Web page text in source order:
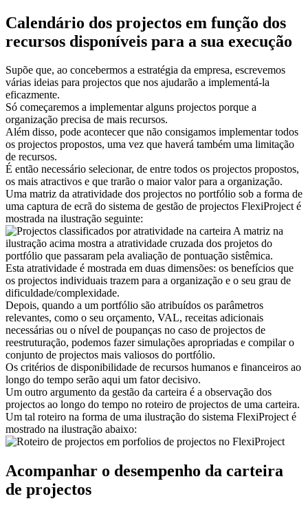
Calendário dos projectos em função dos
recursos disponíveis para a sua execução
Supõe que, ao concebermos a estratégia da empresa, escrevemos
várias ideias para projectos que nos ajudarão a implementá-la
eficazmente.
Só começaremos a implementar alguns projectos porque a
organização precisa de mais recursos.
Além disso, pode acontecer que não consigamos implementar todos
os projectos propostos, uma vez que haverá também uma limitação
de recursos.
É então necessário selecionar, de entre todos os projectos propostos,
os mais atractivos e que trarão o maior valor para a organização.
Uma matriz da atratividade dos projectos no portfólio sob a forma de
uma captura de ecrã do sistema de gestão de projectos FlexiProject é
mostrada na ilustração seguinte:
A matriz na
ilustração acima mostra a atratividade cruzada dos projetos do
portfólio que passaram pela avaliação de pontuação sistêmica.
Esta atratividade é mostrada em duas dimensões: os benefícios que
os projectos individuais trazem para a organização e o seu grau de
dificuldade/complexidade.
Depois, quando a um portfólio são atribuídos os parâmetros
relevantes, como o seu orçamento, VAL, receitas adicionais
necessárias ou o nível de poupanças no caso de projectos de
reestruturação, podemos fazer simulações apropriadas e compilar o
conjunto de projectos mais valiosos do portfólio.
Os critérios de disponibilidade de recursos humanos e financeiros ao
longo do tempo serão aqui um fator decisivo.
Um outro argumento da gestão da carteira é a observação dos
projectos ao longo do tempo no roteiro de projectos de uma carteira.
Um tal roteiro na forma de uma ilustração do sistema FlexiProject é
mostrado na ilustração abaixo:
Acompanhar o desempenho da carteira
de projectos